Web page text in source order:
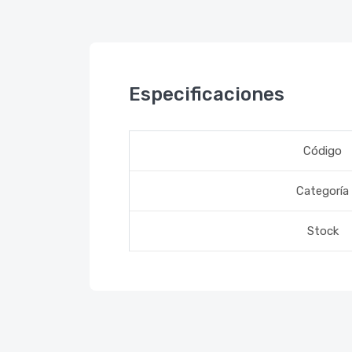
Especificaciones
Código
Categoría
Stock